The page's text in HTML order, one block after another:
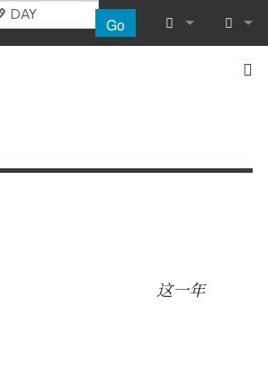
Go
What links
Page
Log in
这一年